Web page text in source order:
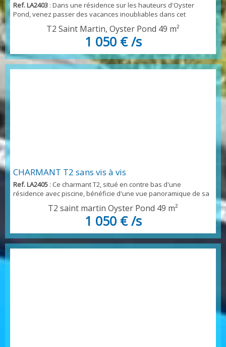
Ref. LA2403 : Dans une résidence sur les hauteurs d'Oyster
Pond, venez passer des vacances inoubliables dans cet
appartement parfaitement aménagée, prévu pour un couple, ,
ce dernier présente tout le confort nécessaire, cuisine équipée
et aménagée, avec machine à laver le linge, Cet appartement
en plus- vous avez donc une chambre avec...
T2 Saint Martin, Oyster Pond 49 m²
1 050 € /s
CHARMANT T2 sans vis à vis
Ref. LA2405 : Ce charmant T2, situé en contre bas d'une
résidence avec piscine, bénéficie d'une vue panoramique de sa
terrasse, il est parfaitement aménagé, et répond aux demandes
des plus exigeants- sans aucun vis à vis, il se compose d'une
très agréable pièce à vivre, avec salon séjour, prolongé par une
la mer, coin cuisine par...
T2 saint martin Oyster Pond 49 m²
1 050 € /s